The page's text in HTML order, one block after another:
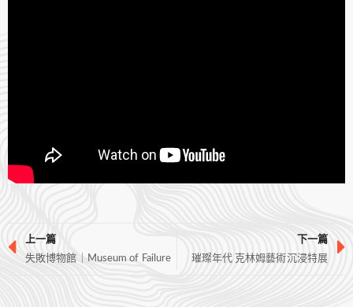
上一篇
失敗博物館｜Museum of Failure
下一篇
璀璨年代 克林姆藝術沉浸特展